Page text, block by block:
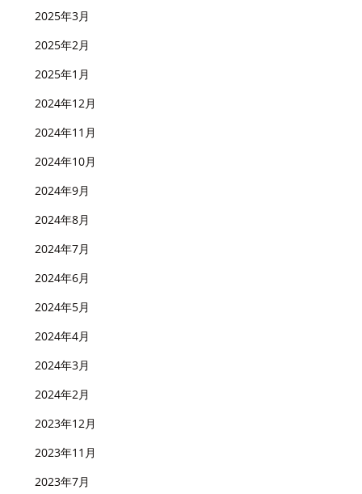
2025年3月
2025年2月
2025年1月
2024年12月
2024年11月
2024年10月
2024年9月
2024年8月
2024年7月
2024年6月
2024年5月
2024年4月
2024年3月
2024年2月
2023年12月
2023年11月
2023年7月